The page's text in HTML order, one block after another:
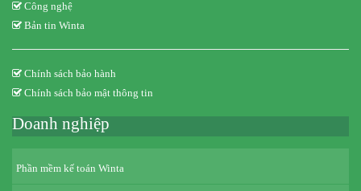
Công nghệ
Bản tin Winta
Chính sách bảo hành
Chính sách bảo mật thông tin
Doanh nghiệp
Phần mềm kế toán Winta